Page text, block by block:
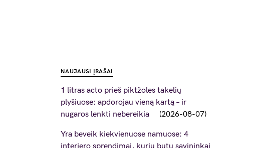
NAUJAUSI ĮRAŠAI
1 litras acto prieš piktžoles takelių
plyšiuose: apdorojau vieną kartą – ir
nugaros lenkti nebereikia
2026-08-07
Yra beveik kiekvienuose namuose: 4